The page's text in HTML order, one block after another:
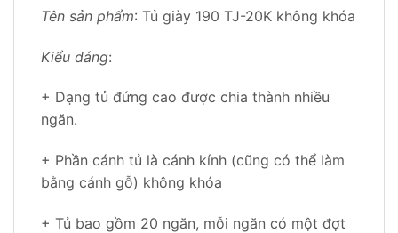
Tên sản phẩm: Tủ giày 190 TJ-20K không khóa
Kiểu dáng:
+ Dạng tủ đứng cao được chia thành nhiều
ngăn.
+ Phần cánh tủ là cánh kính (cũng có thể làm
bằng cánh gỗ) không khóa
+ Tủ bao gồm 20 ngăn, mỗi ngăn có một đợt